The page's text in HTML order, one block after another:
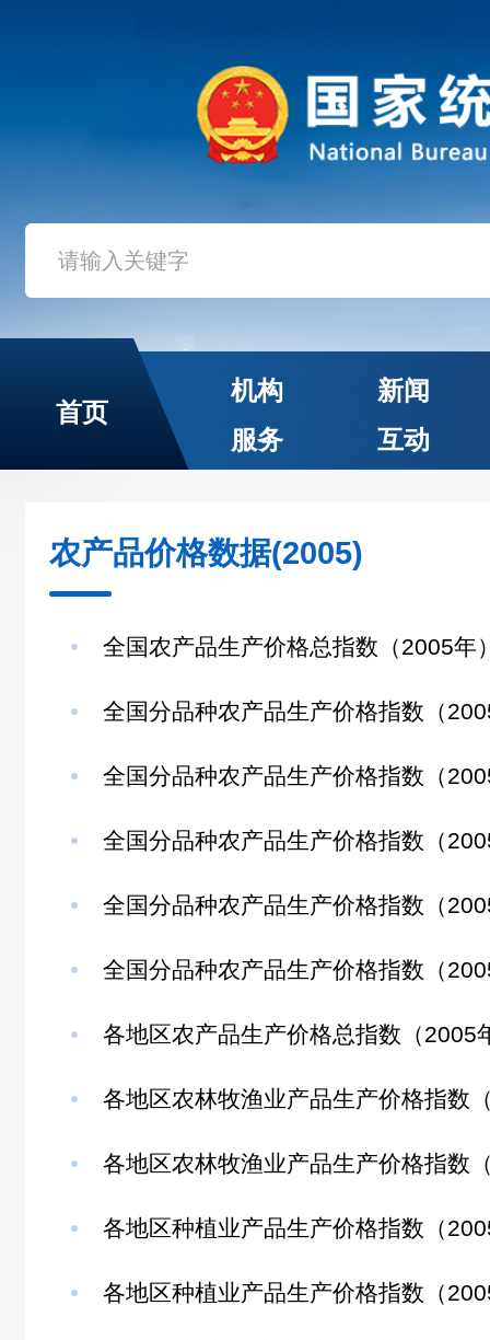
首页
机构
新闻
服务
互动
农产品价格数据(2005)
全国农产品生产价格总指数（2005年
全国分品种农产品生产价格指数（
全国分品种农产品生产价格指数（
全国分品种农产品生产价格指数（
全国分品种农产品生产价格指数（
全国分品种农产品生产价格指数（
各地区农产品生产价格总指数（2005
各地区农林牧渔业产品生产价格指数
各地区农林牧渔业产品生产价格指数
各地区种植业产品生产价格指数（
各地区种植业产品生产价格指数（